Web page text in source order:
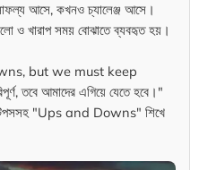
আসে, কখনও চ্যালেঞ্জ আসে।
ও খারাপ সময় বোঝাতে ব্যবহৃত হয়।
but we must keep
তবে আমাদের এগিয়ে যেতে হবে।"
"Ups and Downs" শিখে